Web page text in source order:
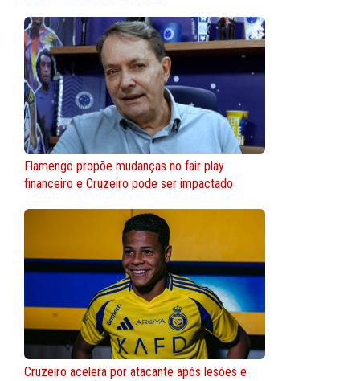
Flamengo propõe mudanças no fair play
financeiro e Cruzeiro pode ser impactado
Cruzeiro acelera por atacante após lesões e